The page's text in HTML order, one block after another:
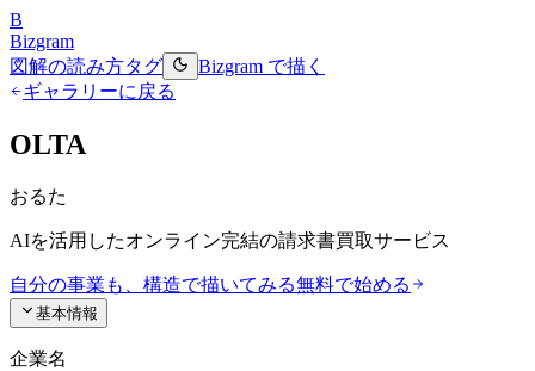
B
Bizgram
図解の読み方タグ
Bizgram で描く
ギャラリーに戻る
OLTA
おるた
AIを活用したオンライン完結の請求書買取サービス
自分の事業も、構造で描いてみる無料で始める
基本情報
企業名